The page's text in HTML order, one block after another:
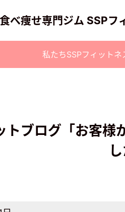
べ痩せ専門ジム SSPフ
私たちSSPフィットネ
トブログ「お客様